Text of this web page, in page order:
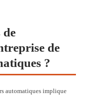
de
de
?
automatiques implique